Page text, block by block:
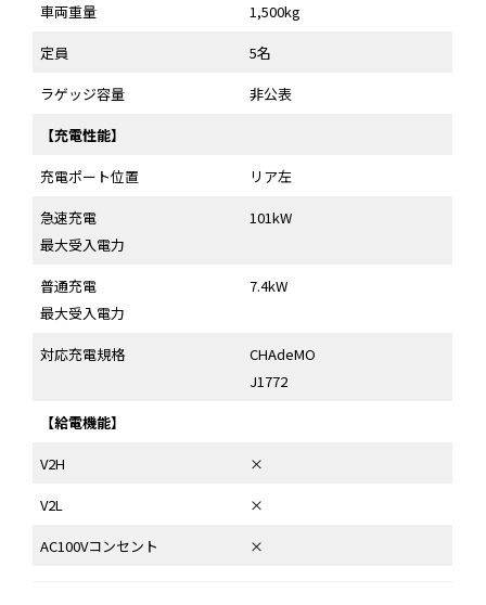
車両重量
1,500kg
定員
5名
ラゲッジ容量
非公表
【充電性能】
充電ポート位置
リア左
急速充電
最大受入電力
101kW
普通充電
最大受入電力
7.4kW
対応充電規格
CHAdeMO
J1772
【給電機能】
V2H
×
V2L
×
AC100Vコンセント
×